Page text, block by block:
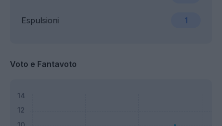
Espulsioni 1
Voto e Fantavoto